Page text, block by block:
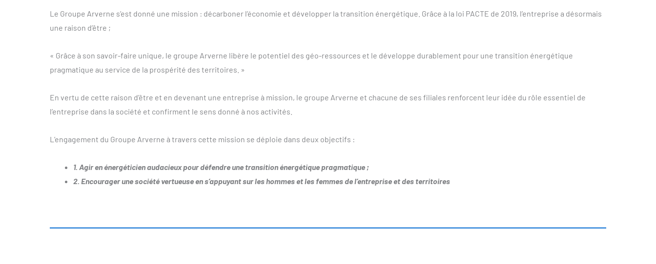
Le Groupe Arverne s’est donné une mission : décarboner l’économie et développer la transition énergétique. Grâce à la loi PACTE de 2019, l’entreprise a désormais
une raison d’être ;
« Grâce à son savoir-faire unique, le groupe Arverne libère le potentiel des géo-ressources et le développe durablement pour une transition énergétique
pragmatique au service de la prospérité des territoires. »
En vertu de cette raison d’être et en devenant une entreprise à mission, le groupe Arverne et chacune de ses filiales renforcent leur idée du rôle essentiel de
l’entreprise dans la société et confirment le sens donné à nos activités.
L’engagement du Groupe Arverne à travers cette mission se déploie dans deux objectifs :
1. Agir en énergéticien audacieux pour défendre une transition énergétique pragmatique ;
2. Encourager une société vertueuse en s’appuyant sur les hommes et les femmes de l’entreprise et des territoires